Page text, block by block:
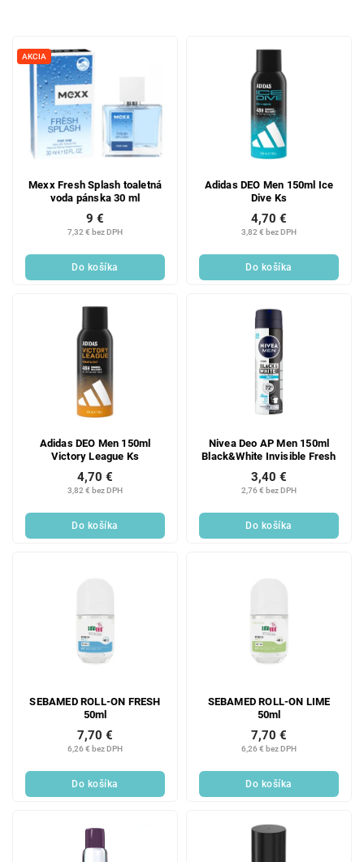
ý AKCIA
Mexx Fresh Splash toaletná
voda pánska 30 ml
7,32 € bez DPH
9 €
Do košíka
Adidas DEO Men 150ml Ice
Dive Ks
3,82 € bez DPH
4,70 €
Do košíka
Adidas DEO Men 150ml
Victory League Ks
3,82 € bez DPH
4,70 €
Do košíka
Nivea Deo AP Men 150ml
Black&White Invisible Fresh
2,76 € bez DPH
3,40 €
Do košíka
SEBAMED ROLL-ON FRESH
50ml
6,26 € bez DPH
7,70 €
Do košíka
SEBAMED ROLL-ON LIME
50ml
6,26 € bez DPH
7,70 €
Do košíka